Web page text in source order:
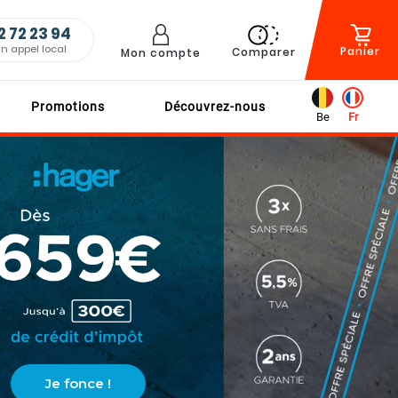
72 23 94
appel local Mon compte Comparer Panier
d'une
?
RDV
Promotions Découvrez-nous
Be Fr